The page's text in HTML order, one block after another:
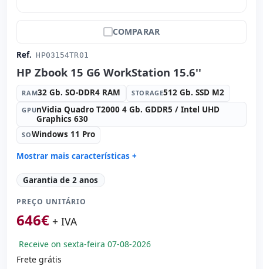
COMPARAR
Ref. HP03154TR01
HP Zbook 15 G6 WorkStation 15.6''
RAM32 Gb. SO-DDR4 RAM STORAGE512 Gb. SSD M2
GPUnVidia Quadro T2000 4 Gb. GDDR5 / Intel UHD
Graphics 630
SOWindows 11 Pro
Mostrar mais características +
Connectivity: Intel L219LM
Connectivity: RJ-45 · WIFI · Bluetooth
Processador: Intel Core i7 9850H 2.6 GHz.
Som: Bang & Olufsen audio
IPS 15.6 '' FullHD 16: 10 · Resolução 1920x1080
Portas de vídeo:
Garantia de 2 anos
PREÇO UNITÁRIO
646€ + IVA
Receive on sexta-feira 07-08-2026
Frete grátis